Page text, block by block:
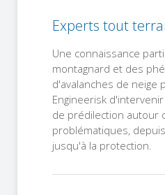
Experts tout
Une connaissance
montagnard et des
d'avalanches de neige
Engineerisk
de prédilection autour
problématiques,
jusqu'à la protection.